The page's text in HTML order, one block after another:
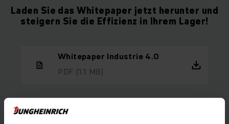
Laden Sie das Whitepaper jetzt herunter und
steigern Sie die Effizienz in Ihrem Lager!
Whitepaper Industrie 4.0
PDF (1.1 MB)